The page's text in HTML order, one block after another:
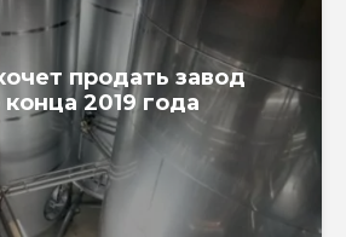
продать завод
2019 года